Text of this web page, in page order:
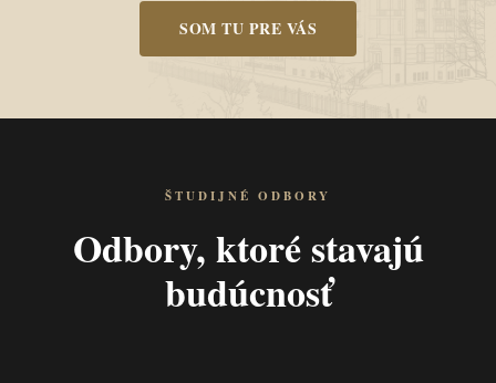
SOM TU PRE VÁS
ŠTUDIJNÉ ODBORY
Odbory, ktoré stavajú
budúcnosť